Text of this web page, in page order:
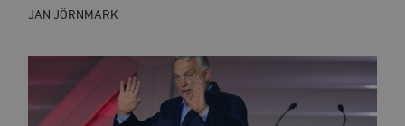
JAN JÖRNMARK